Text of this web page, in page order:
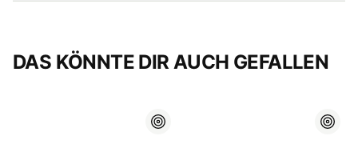
DAS KÖNNTE DIR AUCH GEFALLEN